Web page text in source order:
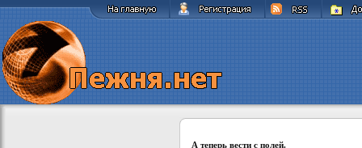
А теперь вести с полей.